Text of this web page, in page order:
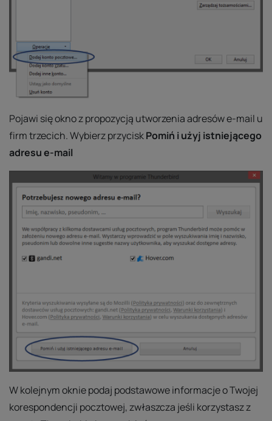
Pojawi się okno z propozycją utworzenia adresów e-mail u
firm trzecich. Wybierz przyciskPomiń i użyj istniejącego
adresu e-mail
W kolejnym oknie podaj podstawowe informacje o Twojej
korespondencji pocztowej, zwłaszcza jeśli korzystasz z